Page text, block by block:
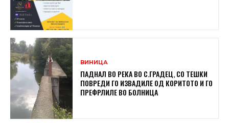
ВИНИЦА
ПАДНАЛ ВО РЕКА ВО С.ГРАДЕЦ, СО ТЕШКИ
ПОВРЕДИ ГО ИЗВАДИЛЕ ОД КОРИТОТО И ГО
ПРЕФРЛИЛЕ ВО БОЛНИЦА